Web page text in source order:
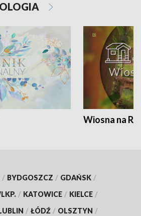
Wiosna na
/ BYDGOSZCZ / GDAŃSK /
/ KATOWICE / KIELCE /
/ ŁÓDŹ / OLSZTYN /